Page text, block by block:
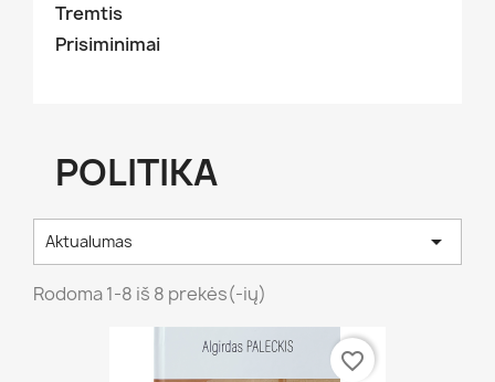
Tremtis
Prisiminimai
POLITIKA
Aktualumas 
Rodoma 1-8 iš 8 prekės(-ių)
favorite_border